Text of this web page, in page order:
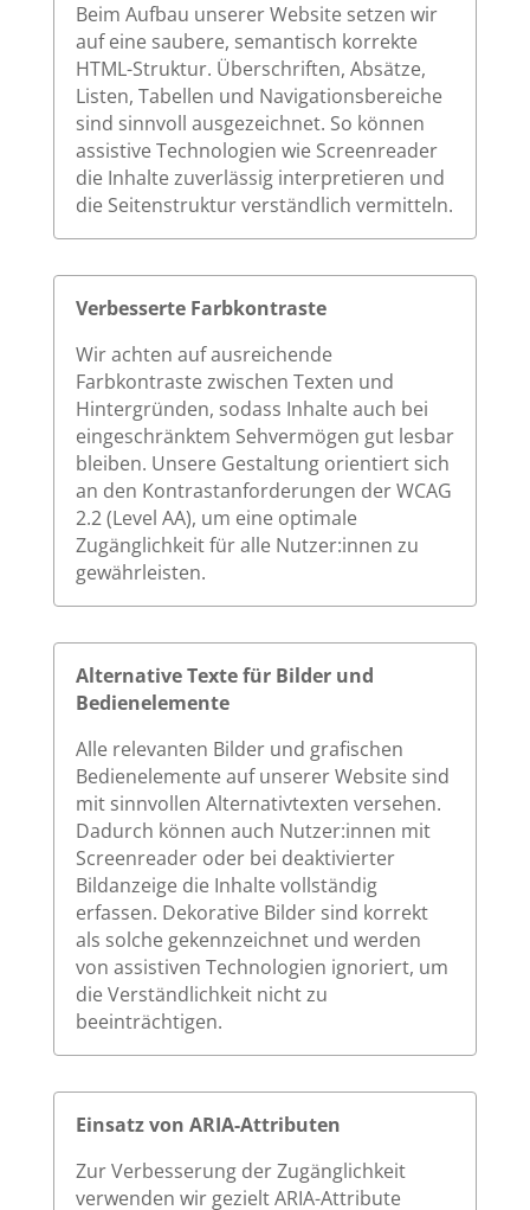
Beim Aufbau unserer Website setzen wir
auf eine saubere, semantisch korrekte
HTML-Struktur. Überschriften, Absätze,
Listen, Tabellen und Navigationsbereiche
sind sinnvoll ausgezeichnet. So können
assistive Technologien wie Screenreader
die Inhalte zuverlässig interpretieren und
die Seitenstruktur verständlich vermitteln.
Verbesserte Farbkontraste
Wir achten auf ausreichende
Farbkontraste zwischen Texten und
Hintergründen, sodass Inhalte auch bei
eingeschränktem Sehvermögen gut lesbar
bleiben. Unsere Gestaltung orientiert sich
an den Kontrastanforderungen der WCAG
2.2 (Level AA), um eine optimale
Zugänglichkeit für alle Nutzer:innen zu
gewährleisten.
Alternative Texte für Bilder und
Bedienelemente
Alle relevanten Bilder und grafischen
Bedienelemente auf unserer Website sind
mit sinnvollen Alternativtexten versehen.
Dadurch können auch Nutzer:innen mit
Screenreader oder bei deaktivierter
Bildanzeige die Inhalte vollständig
erfassen. Dekorative Bilder sind korrekt
als solche gekennzeichnet und werden
von assistiven Technologien ignoriert, um
die Verständlichkeit nicht zu
beeinträchtigen.
Einsatz von ARIA-Attributen
Zur Verbesserung der Zugänglichkeit
verwenden wir gezielt ARIA-Attribute